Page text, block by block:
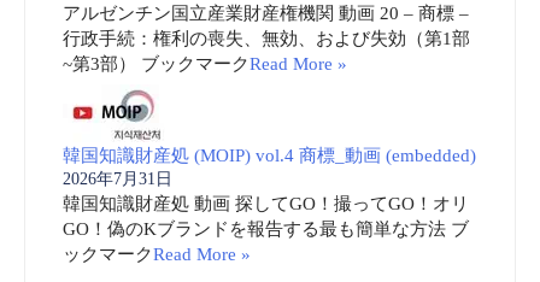
アルゼンチン国立産業財産権機関 動画 20 – 商標 –
行政手続：権利の喪失、無効、および失効（第1部
~第3部） ブックマークRead More »
韓国知識財産処 (MOIP) vol.4 商標_動画 (embedded)
2026年7月31日
韓国知識財産処 動画 探してGO！撮ってGO！オリ
GO！偽のKブランドを報告する最も簡単な方法 ブ
ックマークRead More »